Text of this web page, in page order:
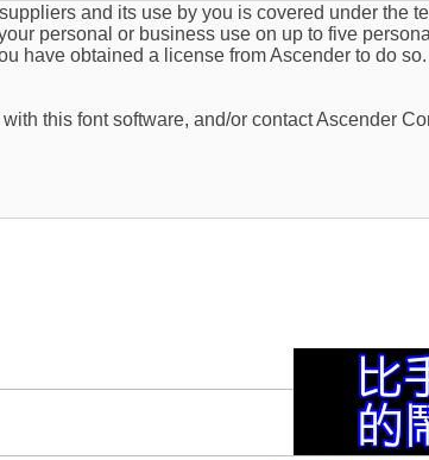
and its use by you is covered under the
personal or business use on up to five
have obtained a license from Ascender to do
this font software, and/or contact Ascender